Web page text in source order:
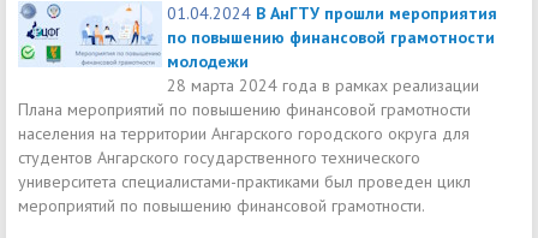
01.04.2024 В АнГТУ прошли мероприятия
по повышению финансовой грамотности
молодежи
28 марта 2024 года в рамках реализации
Плана мероприятий по повышению финансовой грамотности
населения на территории Ангарского городского округа для
студентов Ангарского государственного технического
университета специалистами-практиками был проведен цикл
мероприятий по повышению финансовой грамотности.